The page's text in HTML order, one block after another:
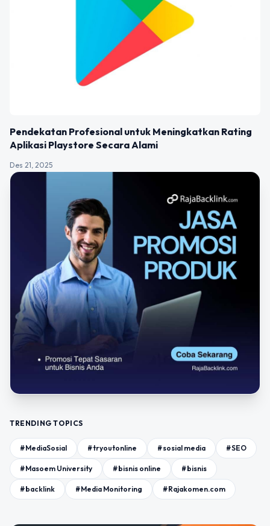
Pendekatan Profesional untuk Meningkatkan Rating
Aplikasi Playstore Secara Alami
Des 21, 2025
TRENDING TOPICS
#MediaSosial #tryoutonline #sosial media #SEO
#Masoem University #bisnis online #bisnis
#backlink #Media Monitoring #Rajakomen.com